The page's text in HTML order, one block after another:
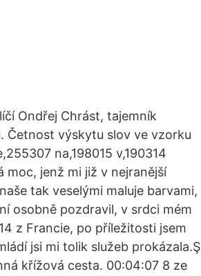
Ondřej Chrást, tajemník
Četnost výskytu slov ve vzorku
na,198015 v,190314
moc, jenž mi již v nejranější
tak veselými maluje barvami,
osobně pozdravil, v srdci mém
z Francie, po příležitosti jsem
jsi mi tolik služeb prokázala.Ş
křížová cesta. 00:04:07 8 ze